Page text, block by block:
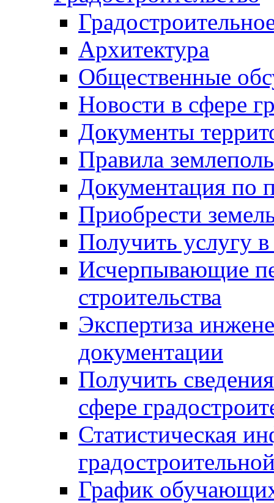
Архитектура
Общественные
Новости в сфере
Документы
Правила
Документация по
Приобрести
Получить услугу в
Исчерпывающие
строительства
Экспертиза
документации
Получить
сфере
Статистическая
График